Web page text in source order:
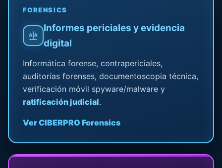
FORENSICS
Informes periciales y evidencia
digital
Informática forense, contrapericiales,
auditorías forenses, documentoscopia técnica,
verificación móvil spyware/malware y
ratificación judicial.
Ver CIBERPRO Forensics